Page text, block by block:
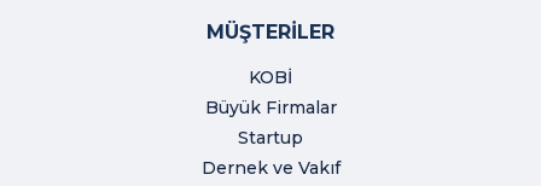
MÜŞTERİLER
KOBİ
Büyük Firmalar
Startup
Dernek ve Vakıf